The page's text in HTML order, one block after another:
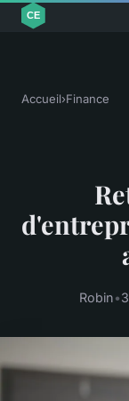
Accueil›Finance
Robin•